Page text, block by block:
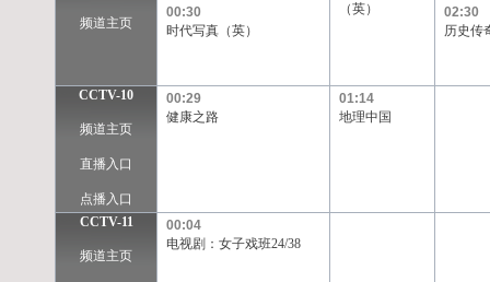
频道主页
00:30
时代写真（英）
（英）
02:30
历史传
CCTV-10
频道主页
直播入口
点播入口
00:29
健康之路
01:14
地理中国
CCTV-11
频道主页
00:04
电视剧：女子戏班24/38